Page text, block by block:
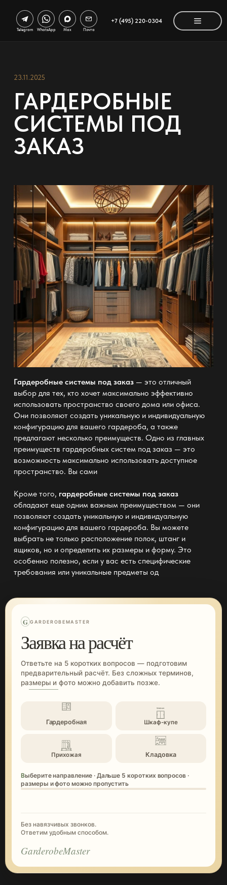
+7 (495) 220-0304
Telegram WhatsApp Max Почта
23.11.2025
ГАРДЕРОБНЫЕ
СИСТЕМЫ ПОД
ЗАКАЗ
Гардеробные системы под заказ— это отличный
выбор для тех, кто хочет максимально эффективно
использовать пространство своего дома или офиса.
Они позволяют создать уникальную и индивидуальную
конфигурацию для вашего гардероба, а также
предлагают несколько преимуществ. Одно из главных
преимуществ гардеробных систем под заказ — это
возможность максимально использовать доступное
пространство. Вы сами
Кроме того, гардеробные системы под заказ
обладают еще одним важным преимуществом — они
позволяют создать уникальную и индивидуальную
конфигурацию для вашего гардероба. Вы можете
выбрать не только расположение полок, штанг и
ящиков, но и определить их размеры и форму. Это
особенно полезно, если у вас есть специфические
требования или уникальные предметы од
G GARDEROBEMASTER
Заявка на расчёт
Ответьте на 5 коротких вопросов — подготовим
предварительный расчёт. Без сложных терминов,
размеры и фото можно добавить позже.
Гардеробная Шкаф-купе
Прихожая Кладовка
Выберите направление · Дальше 5 коротких вопросов ·
размеры и фото можно пропустить
Без навязчивых звонков.
Ответим удобным способом.
GarderobeMaster